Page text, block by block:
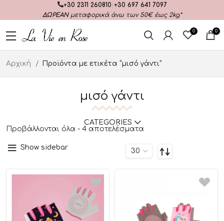
+30 2311 260810 +30 697 641 7097
ΔΩΡΕΑΝμεταφορικά άνω των 50€ έως 2kg*
0 0
Αρχική Προϊόντα με ετικέτα “μισό γάντι”
μισό γάντι
CATEGORIES
Προβάλλονται όλα - 4 αποτελέσματα
Show sidebar